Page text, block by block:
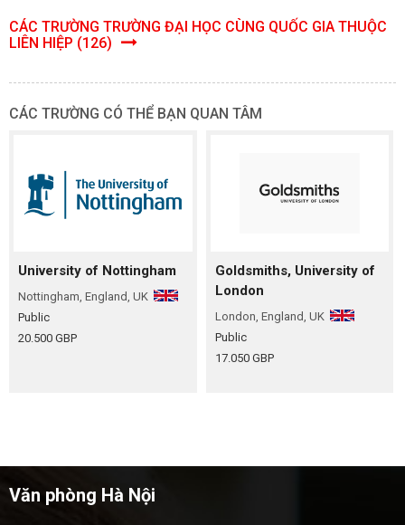
CÁC TRƯỜNG TRƯỜNG ĐẠI HỌC CÙNG QUỐC GIA THUỘC
LIÊN HIỆP (126)
CÁC TRƯỜNG CÓ THỂ BẠN QUAN TÂM
University of Nottingham
Nottingham, England, UK
Public
20.500 GBP
Goldsmiths, University of
London
London, England, UK
Public
17.050 GBP
Văn phòng Hà Nội